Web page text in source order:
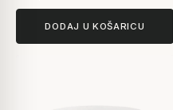
DODAJ U KOŠARICU